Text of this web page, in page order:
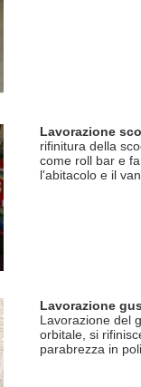
Lavorazione
rifinitura della
come roll bar e
l'abitacolo e il
Lavorazione
Lavorazione del
orbitale, si
parabrezza in